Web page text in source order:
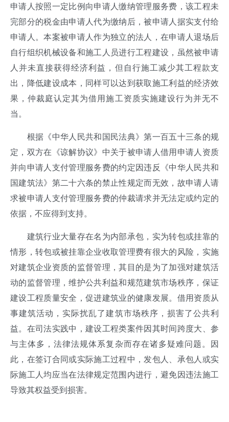
申请人按照一定比例向申请人缴纳管理服务费，该工程未
完部分的税金由申请人代为缴纳后，被申请人据实支付给
申请人。本案被申请人作为独立的法人，在申请人退场后
自行组织机械设备和施工人员进行工程建设，虽然被申请
人并未直接获得经济利益，但自行施工减少其工程款支
出，降低建设成本，同样可以达到获取施工利益的经济效
果，仲裁庭认定其为借用施工资质实施建设行为并无不
当。
根据《中华人民共和国民法典》第一百五十三条的规
定，双方在《谅解协议》中关于被申请人借用申请人资质
并向申请人支付管理服务费的约定因违反《中华人民共和
国建筑法》第二十六条的禁止性规定而无效，故申请人请
求被申请人支付管理服务费的仲裁请求并无法定或约定的
依据，不应得到支持。
建筑行业大量存在名为内部承包，实为转包或挂靠的
情形，转包或被挂靠企业收取管理费有很大的风险，实施
对建筑企业资质的监督管理，其目的是为了加强对建筑活
动的监督管理，维护公共利益和规范建筑市场秩序，保证
建设工程质量安全，促进建筑业的健康发展。借用资质从
事建筑活动，实际扰乱了建筑市场秩序，损害了公共利
益。在司法实践中，建设工程类案件因其时间跨度大、参
与主体多，法律法规体系复杂而存在诸多疑难问题。因
此，在签订合同或实际施工过程中，发包人、承包人或实
际施工人均应当在法律规定范围内进行，避免因违法施工
导致其权益受到损害。